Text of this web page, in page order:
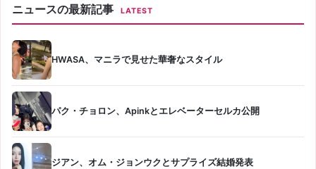
ニュースの最新記事 LATEST
HWASA、マニラで見せた華奢なスタイル
パク・チョロン、Apinkとエレベーターセルカ公開
ジアン、オム・ジョンウクとサプライズ結婚発表